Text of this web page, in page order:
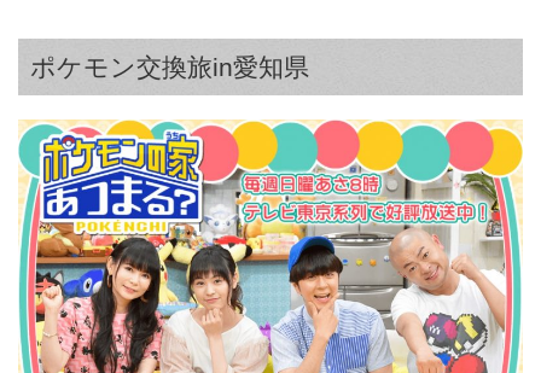
ポケモン交換旅in愛知県